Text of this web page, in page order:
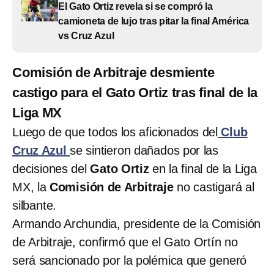
El Gato Ortiz revela si se compró la
camioneta de lujo tras pitar la final América
vs Cruz Azul
Comisión de Arbitraje desmiente
castigo para el Gato Ortiz tras final de la
Liga MX
Luego de que todos los aficionados del Club
Cruz Azulse sintieron dañados por las
decisiones delGato Ortizen la final de la Liga
MX, laComisión de Arbitrajeno castigará al
silbante.
Armando Archundia, presidente de la Comisión
de Arbitraje, confirmó que el Gato Ortín no
será sancionado por la polémica que generó